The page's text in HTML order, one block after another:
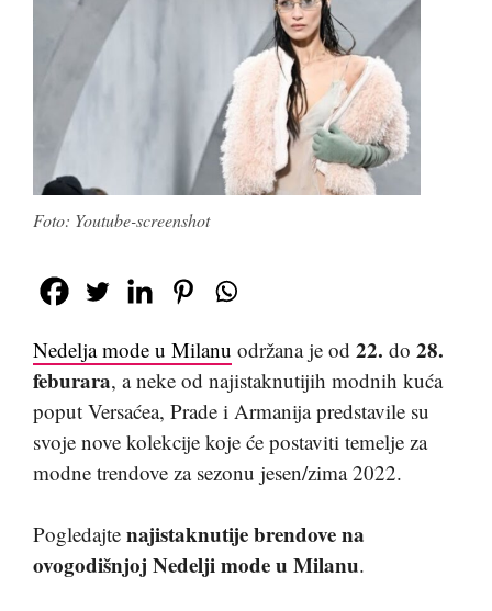
Foto: Youtube-screenshot
Nedelja mode u Milanu održana je od 22. do 28.
feburara, a neke od najistaknutijih modnih kuća
poput Versaćea, Prade i Armanija predstavile su
svoje nove kolekcije koje će postaviti temelje za
modne trendove za sezonu jesen/zima 2022.
Pogledajte najistaknutije brendove na
ovogodišnjoj Nedelji mode u Milanu.